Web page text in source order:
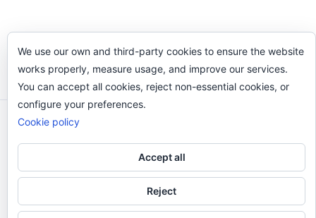
Odi O'Malley © 2016-2025. Todos Los Derechos
Reservados.
We use our own and third-party cookies to ensure the website
works properly, measure usage, and improve our services.
You can accept all cookies, reject non-essential cookies, or
configure your preferences.
Cookie policy
Accept all
Reject